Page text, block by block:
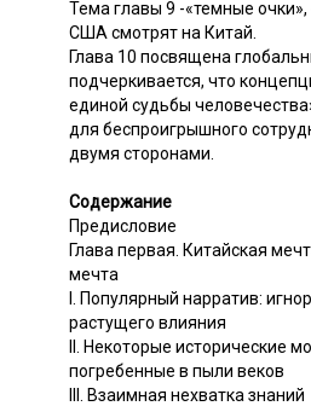
Тема главы 9 -«темные очки»,
США смотрят на Китай.
Глава 10 посвящена
подчеркивается, что
единой судьбы
для беспроигрышного
двумя сторонами.
Содержание
Предисловие
Глава первая. Китайская
мечта
I. Популярный нарратив:
растущего влияния
II. Некоторые исторические
погребенные в пыли веков
III. Взаимная нехватка знаний